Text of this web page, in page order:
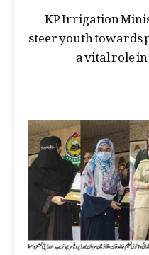
KP Irrigation
steer youth
a vital role